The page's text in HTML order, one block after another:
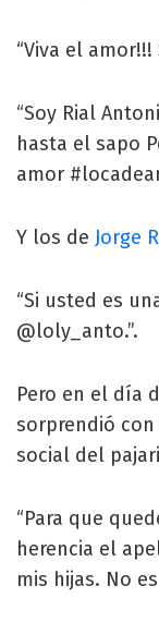
“Viva el amor!!!
“Soy Rial
hasta el sapo
amor
Y los de Jorge
“Si usted es
@loly_anto.”.
Pero en el día
sorprendió
social del
“Para que
herencia el
mis hijas. No